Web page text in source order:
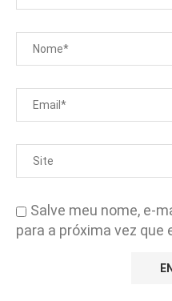
Salve meu nome, e-
para a próxima vez que